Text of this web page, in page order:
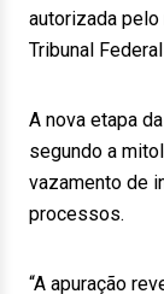
autorizada
Tribunal
A nova etapa
segundo a
vazamento de
processos.
“A apuração